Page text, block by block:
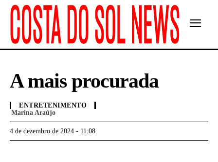
A mais procurada
ENTRETENIMENTO
Marina Araújo
4 de dezembro de 2024 - 11:08